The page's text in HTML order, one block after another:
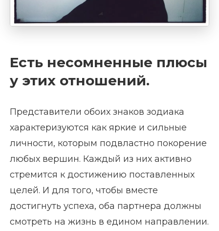
Есть несомненные плюсы
у этих отношений.
Представители обоих знаков зодиака
характеризуются как яркие и сильные
личности, которым подвластно покорение
любых вершин. Каждый из них активно
стремится к достижению поставленных
целей. И для того, чтобы вместе
достигнуть успеха, оба партнера должны
смотреть на жизнь в едином направлении.